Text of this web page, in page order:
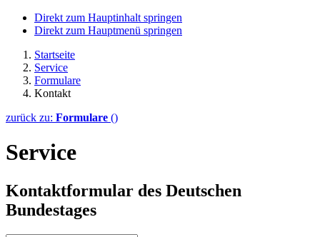
Direkt zum Hauptinhalt springen
Direkt zum Hauptmenü springen
Startseite
Service
Formulare
Kontakt
zurück zu: Formulare ()
Service
Kontaktformular des Deutschen
Bundestages